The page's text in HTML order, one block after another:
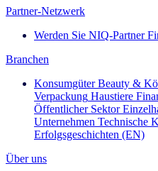
Partner-Netzwerk
Werden Sie NIQ-Partner
Branchen
Konsumgüter Beauty &
Verpackung Haustiere
Öffentlicher Sektor
Unternehmen Technische
Erfolgsgeschichten (EN)
Über uns